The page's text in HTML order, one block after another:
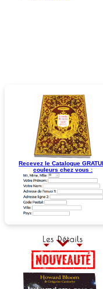
Recevez le Catalogue
couleurs chez vous :